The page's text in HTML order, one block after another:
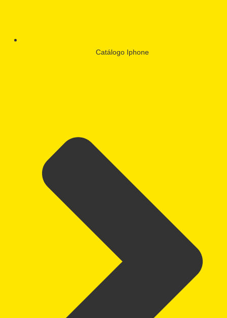
Catálogo Iphone